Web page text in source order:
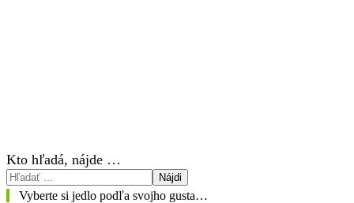
Kto hľadá, nájde …
Nájdi
Vyberte si jedlo podľa svojho gusta…